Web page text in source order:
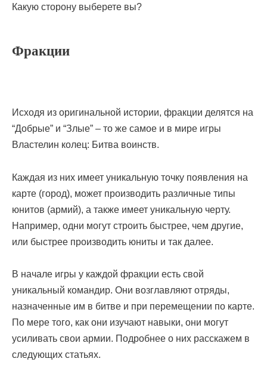
Какую сторону выберете вы?
Фракции
Исходя из оригинальной истории, фракции делятся на
“Добрые” и “Злые” – то же самое и в мире игры
Властелин колец: Битва воинств.
Каждая из них имеет уникальную точку появления на
карте (город), может производить различные типы
юнитов (армий), а также имеет уникальную черту.
Например, одни могут строить быстрее, чем другие,
или быстрее производить юниты и так далее.
В начале игры у каждой фракции есть свой
уникальный командир. Они возглавляют отряды,
назначенные им в битве и при перемещении по карте.
По мере того, как они изучают навыки, они могут
усиливать свои армии. Подробнее о них расскажем в
следующих статьях.